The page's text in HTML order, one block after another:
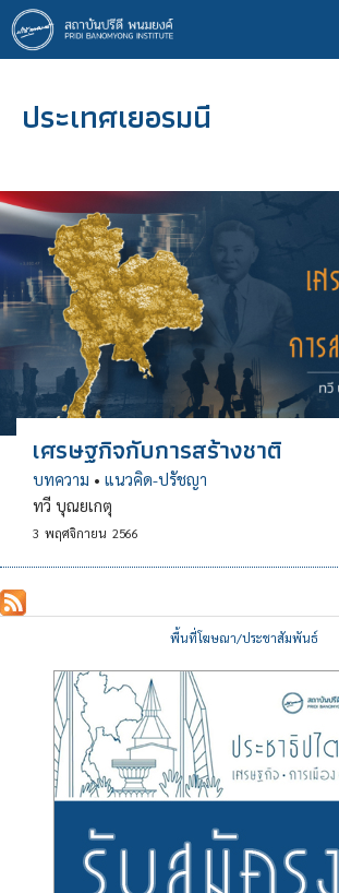
ข้าม
ไป
ยัง
หลักประเทศเยอรมนี
เศรษฐกิจกับการสร้างชาติ
บทความ • แนวคิด-ปรัชญา
ทวี บุณยเกตุ
3 พฤศจิกายน 2566
พื้นที่โฆษณา/ประชาสัมพันธ์